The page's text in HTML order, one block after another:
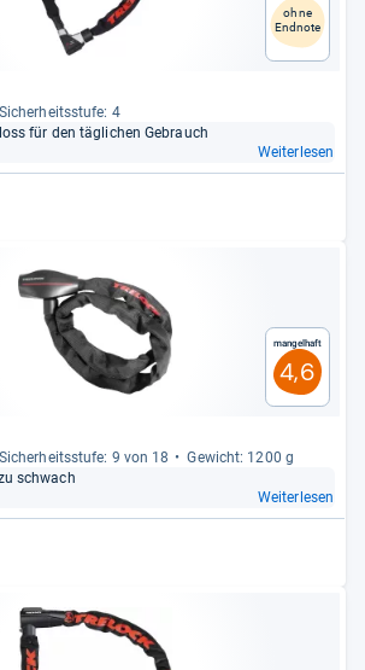
ohne
Endnote
Sicher­heits­stufe: 4
für den täg­li­chen Gebrauch
Weiterlesen
Mangelhaft
4,6
Sicher­heits­stufe: 9 von 18
Gewicht: 1200 g
schwach
Weiterlesen